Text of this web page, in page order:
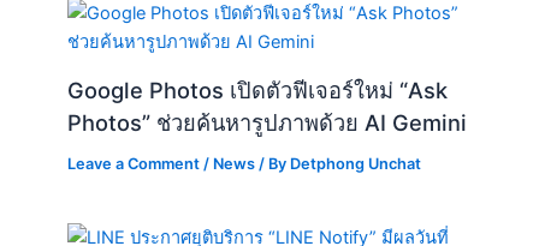
Leave a Comment / News/ ByDetphong Unchat
ผลวันที่ 31 มีนาคม 2025 พร้อมแนะนำให้